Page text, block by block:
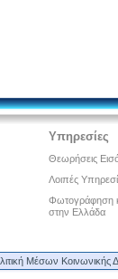
Υπηρεσίες
Θεωρήσεις
Λοιπές
Φωτογράφηση
στην Ελλάδα
Μέσων Κοινωνικής